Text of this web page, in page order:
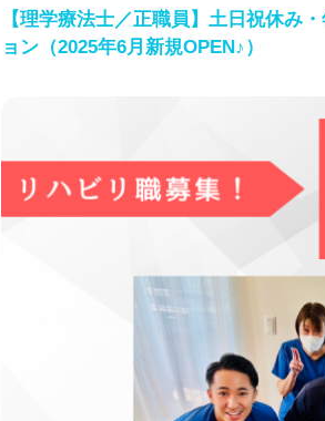
【理学療法士／正職員】土日祝休み
ョン（2025年6月新規OPEN♪）